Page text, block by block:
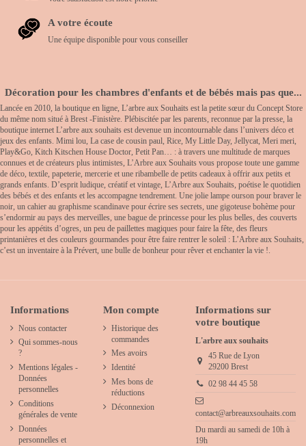
A votre écoute
Une équipe disponible pour vous conseiller
Décoration pour les chambres d'enfants et de bébés mais pas que...
Lancée en 2010, la boutique en ligne, L’arbre aux Souhaits est la petite sœur du Concept Store
du même nom situé à Brest -Finistère. Plébiscitée par les parents, reconnue par la presse, la
boutique internet L’arbre aux souhaits est devenue un incontournable dans l’univers déco et
jeux des enfants. Mimi lou, La case de cousin paul, Rice, My Little Day, Jellycat, Meri meri,
Play&Go, Kitch Kitschen House Doctor, Petit Pan… : à travers une multitude de marques
connues et de créateurs plus intimistes, L’Arbre aux Souhaits vous propose toute une gamme
de déco, textile, papeterie, mercerie et une ribambelle de petits cadeaux à offrir aux petits et
grands enfants. D’esprit ludique, créatif et vintage, L’Arbre aux Souhaits, poétise le quotidien
des bébés et des enfants et les accompagne tendrement. Une jolie lampe ourson pour braver le
noir, un cahier au graphisme scandinave pour écrire ses secrets, une gigoteuse bohème pour
s’endormir au pays des merveilles, une bague de princesse pour les plus belles, des couverts
pour les appétits d’ogres, un peu de paillettes magiques pour faire la fête, des fleurs
printanières et des couleurs gourmandes pour être faire rentrer le soleil : L’Arbre aux Souhaits,
c’est un inventaire à la Prévert, une bulle de bonheur pour rêver et enchanter la vie !.
Informations
Nous contacter
Qui sommes-nous
?
Mentions légales -
Données
personnelles
Conditions
générales de vente
Données
personnelles et
Mon compte
Historique des
commandes
Mes avoirs
Identité
Mes bons de
réductions
Déconnexion
Informations sur
votre boutique
L'arbre aux souhaits
45 Rue de Lyon
29200 Brest
02 98 44 45 58
contact@arbreauxsouhaits.com
Du mardi au samedi de 10h à
19h